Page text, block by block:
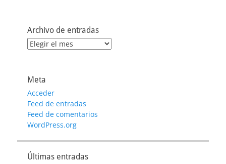
Archivo de entradas
Archivo
Meta
Acceder
Feed de entradas
Feed de comentarios
WordPress.org
Últimas entradas